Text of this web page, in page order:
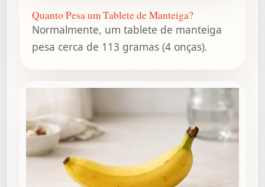
Quanto Pesa um Tablete de Manteiga?
Normalmente, um tablete de manteiga
pesa cerca de 113 gramas (4 onças).